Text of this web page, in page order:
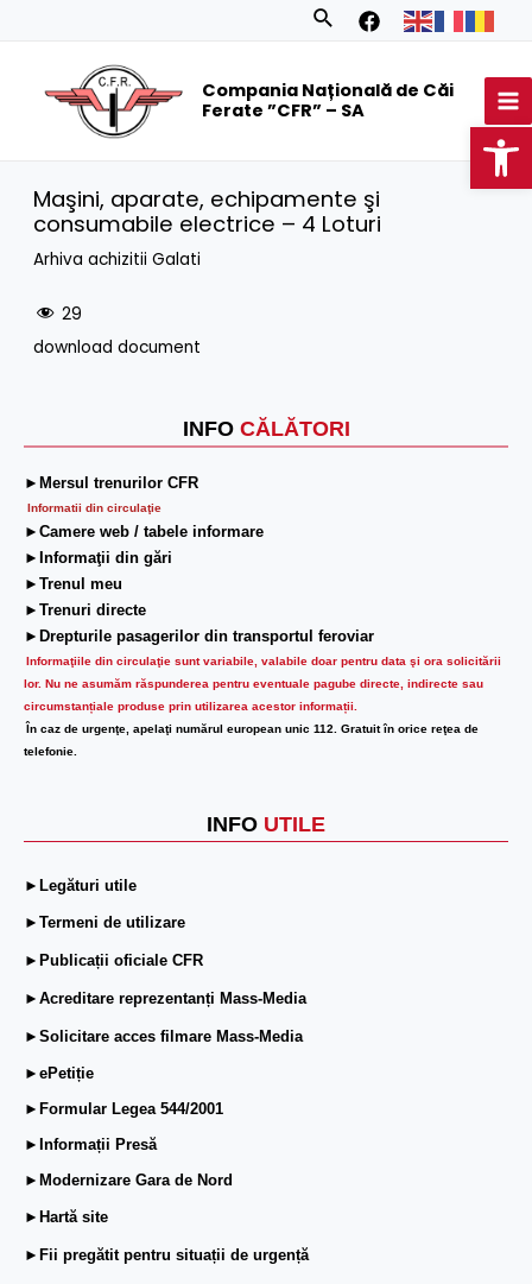
Search
Compania Națională de Căi
Ferate ”CFR” – SA
INFO CĂLĂTORI
►Mersul trenurilor CFR
Informatii din circulaţie
►Camere web / tabele informare
►Informaţii din gări
►Trenul meu
►Trenuri directe
►Drepturile pasagerilor din transportul feroviar
Informaţiile din circulaţie sunt variabile, valabile doar pentru data şi ora solicitării
lor. Nu ne asumăm răspunderea pentru eventuale pagube directe, indirecte sau
circumstanțiale produse prin utilizarea acestor informații.
În caz de urgenţe, apelaţi numărul european unic 112. Gratuit în orice reţea de
telefonie.
INFO UTILE
►Legături utile
►Termeni de utilizare
►Publicații oficiale CFR
►Acreditare reprezentanți Mass-Media
►Solicitare acces filmare Mass-Media
►ePetiție
►Formular Legea 544/2001
►Informații Presă
►Modernizare Gara de Nord
►Hartă site
►Fii pregătit pentru situații de urgență
Maşini, aparate, echipamente şi
consumabile electrice – 4 Loturi
Arhiva achizitii Galati
29
download document